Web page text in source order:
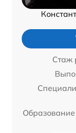
Стаж
Образование